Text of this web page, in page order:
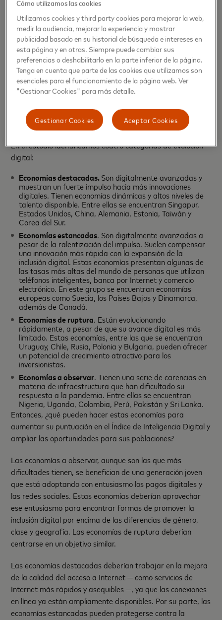
los propietarios de las tiendas y los consumidores.
Mastercard está poniendo de su parte para ayudar a
construir esta confianza garantizando que los
consumidores sigan siendo el foco principal de nuestro
trabajo a medida que creamos servicios para hacer sus
vidas más convenientes, sus interacciones más fluidas y sus
transacciones más seguras en cada etapa. Para ello
cibernéticaeidentidad digitaly así protegemos la
confianza en cada interacción.
En el estudio identificamos cuatro categorías de evolución
digital:
Economías destacadas.Son digitalmente avanzadas y
muestran un fuerte impulso hacia más innovaciones
digitales. Tienen economías dinámicas y altos niveles de
talento disponible. Entre ellas se encuentran Singapur,
Estados Unidos, China, Alemania, Estonia, Taiwán y
Corea del Sur.
Economías estancadas. Son digitalmente avanzadas a
pesar de la ralentización del impulso. Suelen compensar
una innovación más rápida con la expansión de la
inclusión digital. Estas economías presentan algunas de
las tasas más altas del mundo de personas que utilizan
teléfonos inteligentes, banca por Internet y comercio
electrónico. En este grupo se encuentran economías
europeas como Suecia, los Países Bajos y Dinamarca,
además de Canadá.
Economías de ruptura. Están evolucionando
rápidamente, a pesar de que su avance digital es más
limitado. Estas economías, entre las que se encuentran
Uruguay, Chile, Rusia, Polonia y Bulgaria, pueden ofrecer
un potencial de crecimiento atractivo para los
inversionistas.
Economías a observar. Tienen una serie de carencias en
materia de infraestructura que han dificultado su
respuesta a la pandemia. Entre ellas se encuentran
Nigeria, Uganda, Colombia, Perú, Pakistán y Sri Lanka.
Entonces, ¿qué pueden hacer estas economías para
aumentar su puntuación en el Índice de Inteligencia Digital y
ampliar las oportunidades para sus poblaciones?
Las economías a observar, aunque son las que más
dificultades tienen, se benefician de una generación joven
que está adoptando con entusiasmo los pagos digitales y
las redes sociales. Estas economías deberían aprovechar
ese entusiasmo para encontrar formas de promover la
inclusión digital por encima de las diferencias de género,
clase y geografía. Las economías de ruptura deberían
centrarse en un objetivo similar.
Las economías destacadas deberían trabajar en la mejora
de la calidad del acceso a Internet — como servicios de
Internet más rápidos y asequibles —, ya que las conexiones
en línea ya están ampliamente disponibles. Por su parte, las
economías estancadas pueden protegerse contra la
Cómo utilizamos las cookies
Utilizamos cookies y third party cookies para mejorar la web,
medir la audiencia, mejorar la experiencia y mostrar
publicidad basado en su historial de búsqueda e intereses en
esta página y en otras. Siempre puede cambiar sus
preferencias o deshabilitarlo en la parte inferior de la página.
Tenga en cuenta que parte de las cookies que utilizamos son
esenciales para el funcionamiento de la página web. Ver
"Gestionar Cookies" para más detalle.
Aceptar Cookies
Gestionar Cookies